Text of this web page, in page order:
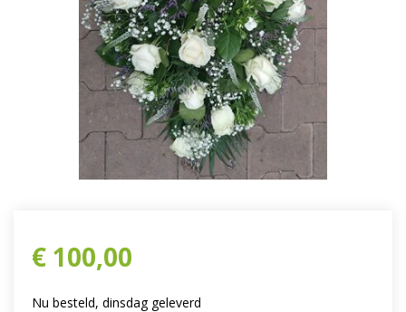
€ 100,00
Nu besteld, dinsdag geleverd